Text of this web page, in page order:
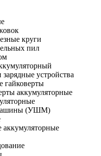
круги
пил
устройства
гайковерты
аккумуляторные
(УШМ)